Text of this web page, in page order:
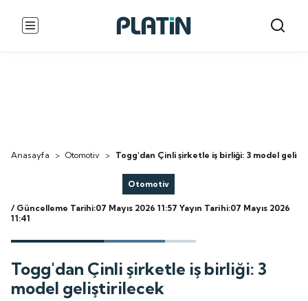
Anasayfa > Otomotiv > Togg'dan Çinli şirketle iş birliği: 3 model
Otomotiv
/ Güncelleme Tarihi:07 Mayıs 2026 11:57 Yayın Tarihi:07 Mayıs 2026
11:41
Togg'dan Çinli şirketle iş birliği: 3
model geliştirilecek